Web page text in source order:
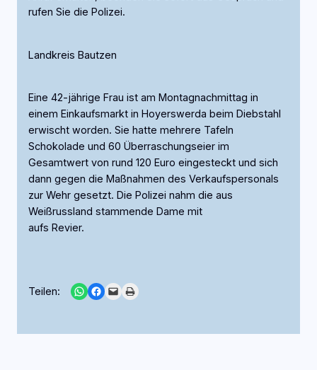
rufen Sie die Polizei.
Landkreis Bautzen
Eine 42-jährige Frau ist am Montagnachmittag in
einem Einkaufsmarkt in Hoyerswerda beim Diebstahl
erwischt worden. Sie hatte mehrere Tafeln
Schokolade und 60 Überraschungseier im
Gesamtwert von rund 120 Euro eingesteckt und sich
dann gegen die Maßnahmen des Verkaufspersonals
zur Wehr gesetzt. Die Polizei nahm die aus
Weißrussland stammende Dame mit
aufs Revier.
Teilen: Share on WhatsApp
Share on Facebook
Email this PagePrint this Page